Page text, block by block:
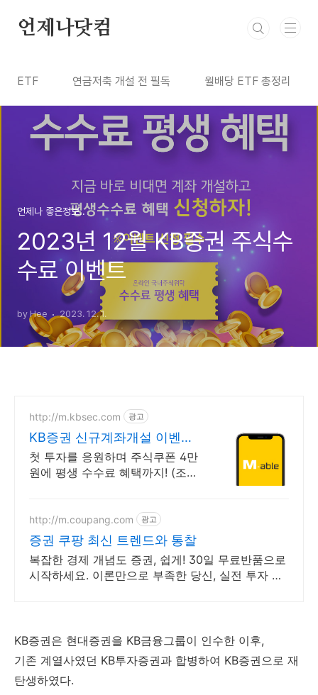
언제나닷컴
ETF 연금저축 개설 전 필독 월배당 ETF 총정리
언제나 좋은정보..
2023년 12월 KB증권 주식수
수료 이벤트
by Hee 2023. 12. 1.
http://m.kbsec.com 광고
KB증권 신규계좌개설 이벤트
국내주식쿠폰 최대 5만원
첫 투자를 응원하며 주식쿠폰 4만
원에 평생 수수료 혜택까지! (조건
http://m.coupang.com 광고
증권 쿠팡 최신 트렌드와 통찰
복잡한 경제 개념도 증권, 쉽게! 30일 무료반품으로
시작하세요. 이론만으로 부족한 당신, 실전 투자 전
KB증권은 현대증권을 KB금융그룹이 인수한 이후,
기존 계열사였던 KB투자증권과 합병하여 KB증권으로 재
탄생하였다.